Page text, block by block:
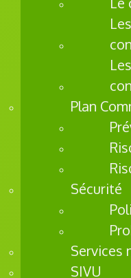
Polyfolies,
festivités
Plan
Sécurité
Services
SIVU